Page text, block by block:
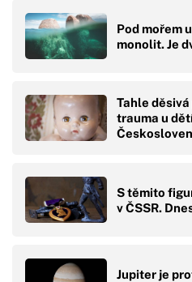
Pod mořem
monolit. Je
Tahle
trauma u
S těmito
v ČSSR.
Jupiter je